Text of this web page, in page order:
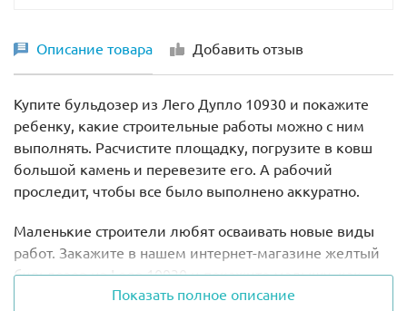
Описание товара Добавить отзыв
Купите бульдозер из Лего Дупло 10930 и покажите
ребенку, какие строительные работы можно с ним
выполнять. Расчистите площадку, погрузите в ковш
большой камень и перевезите его. А рабочий
проследит, чтобы все было выполнено аккуратно.
Маленькие строители любят осваивать новые виды
работ. Закажите в нашем интернет-магазине желтый
бульдозер из Lego 10930 и покажите малышу, как
можно его использовать.Показать полное описание